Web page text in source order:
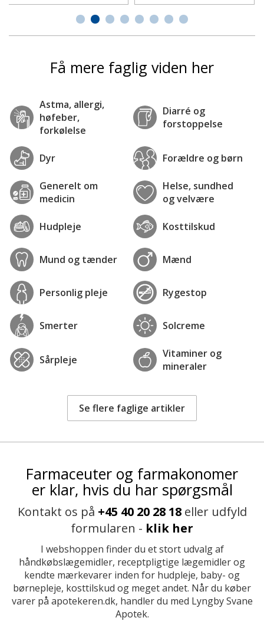
Få mere faglig viden her
Astma, allergi,
høfeber,
forkølelse
Diarré og
forstoppelse
Dyr Forældre og børn
Generelt om
medicin
Helse, sundhed
og velvære
Hudpleje Kosttilskud
Mund og tænder Mænd
Personlig pleje Rygestop
Smerter Solcreme
Sårpleje
Vitaminer og
mineraler
Se flere faglige artikler
Farmaceuter og farmakonomer
er klar, hvis du har spørgsmål
Kontakt os på +45 40 20 28 18eller udfyld
formularen - klik her
I webshoppen finder du et stort udvalg af
håndkøbslægemidler, receptpligtige lægemidler og
kendte mærkevarer inden for hudpleje, baby- og
børnepleje, kosttilskud og meget andet. Når du køber
varer på apotekeren.dk, handler du med Lyngby Svane
Apotek.